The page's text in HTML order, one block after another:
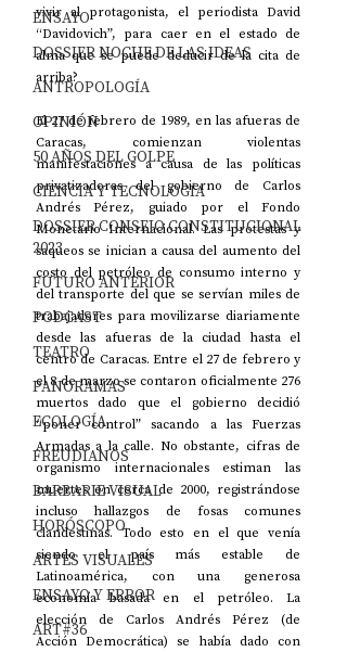
ENSAYO
DOSSIER NOCHE DE LAS IDEAS
ANTROPOLOGÍA
OPINIÓN
50 AÑOS DEL GOLPE
CIENCIA Y TECNOLOGÍA
DOSSIER CONSEJO CONSTITUCIONAL
2023
FUTURO ANTERIOR
PODCAST
TEATRO
PANORAMAS
ECOLOGÍA
FREUDIANOS
BARBARIE VISUAL
HORÓSCOPO
ARTES VISUALES
ENSAYO Y ERROR
ART#36
vivir al protagonista, el periodista David
“Davidovich”, para caer en el estado de
alma que se puede deducir de la cita de
arriba?
El 27 de febrero de 1989, en las afueras de
Caracas, comienzan violentas
manifestaciones a causa de las políticas
privatizadoras del gobierno de Carlos
Andrés Pérez, guiado por el Fondo
Monetario Internacional. Las protestas y
saqueos se inician a causa del aumento del
costo del petróleo de consumo interno y
del transporte del que se servían miles de
trabajadores para movilizarse diariamente
desde las afueras de la ciudad hasta el
centro de Caracas. Entre el 27 de febrero y
el 8 de marzo se contaron oficialmente 276
muertos dado que el gobierno decidió
“poner control” sacando a las Fuerzas
Armadas a la calle. No obstante, cifras de
organismo internacionales estiman las
muertes en cerca de 2000, registrándose
incluso hallazgos de fosas comunes
clandestinas. Todo esto en el que venía
siendo el país más estable de
Latinoamérica, con una generosa
economía basada en el petróleo. La
elección de Carlos Andrés Pérez (de
Acción Democrática) se había dado con